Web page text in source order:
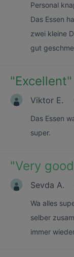
Personal
Das Essen
zwei kleine
gut
"Excellent"
Viktor E.
Das Essen
super.
"Very good
Sevda A.
Wa alles
selber
immer